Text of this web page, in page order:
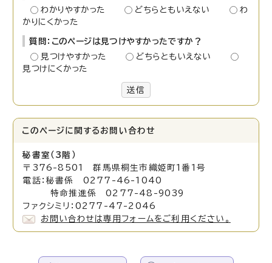
わかりやすかった
どちらともいえない
わ
かりにくかった
質問：このページは見つけやすかったですか？
見つけやすかった
どちらともいえない
見つけにくかった
送信
このページに関する お問い合わせ
秘書室（3階）
〒376-8501 群馬県桐生市織姫町1番1号
電話：秘書係 0277-46-1040
特命推進係 0277-48-9039
ファクシミリ：0277-47-2046
お問い合わせは専用フォームをご利用ください。